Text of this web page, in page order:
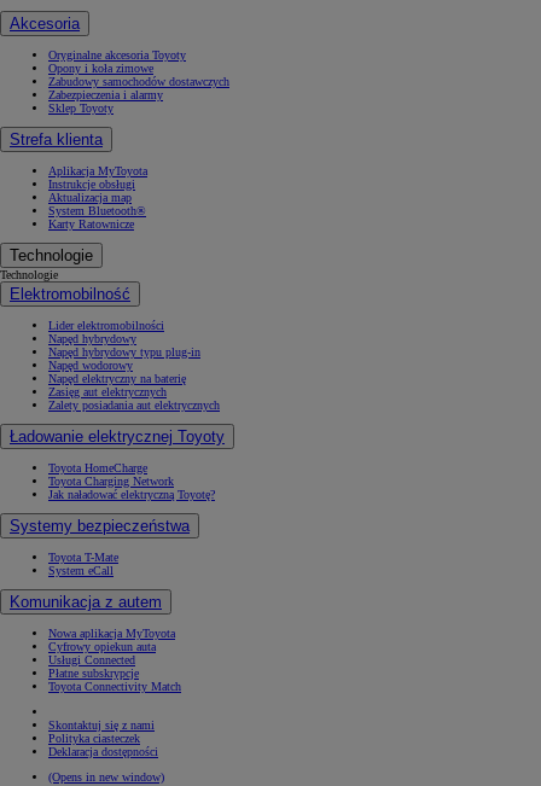
Akcesoria
Oryginalne akcesoria Toyoty
Opony i koła zimowe
Zabudowy samochodów dostawczych
Zabezpieczenia i alarmy
Sklep Toyoty
Strefa klienta
Aplikacja MyToyota
Instrukcje obsługi
Aktualizacja map
System Bluetooth®
Karty Ratownicze
Technologie
Technologie
Elektromobilność
Lider elektromobilności
Napęd hybrydowy
Napęd hybrydowy typu plug-in
Napęd wodorowy
Napęd elektryczny na baterię
Zasięg aut elektrycznych
Zalety posiadania aut elektrycznych
Ładowanie elektrycznej Toyoty
Toyota HomeCharge
Toyota Charging Network
Jak naładować elektryczną Toyotę?
Systemy bezpieczeństwa
Toyota T-Mate
System eCall
Komunikacja z autem
Nowa aplikacja MyToyota
Cyfrowy opiekun auta
Usługi Connected
Płatne subskrypcje
Toyota Connectivity Match
Skontaktuj się z nami
Polityka ciasteczek
Deklaracja dostępności
(Opens in new window)